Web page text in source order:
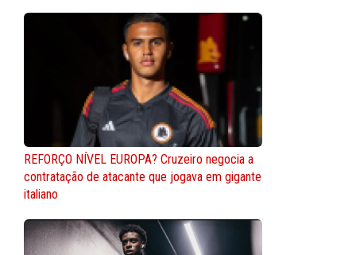
REFORÇO NÍVEL EUROPA? Cruzeiro negocia a
contratação de atacante que jogava em gigante
italiano